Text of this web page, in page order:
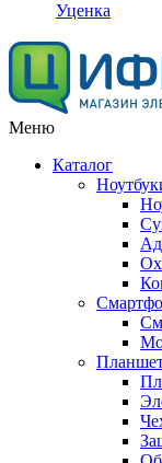
Уценка
Меню
Каталог